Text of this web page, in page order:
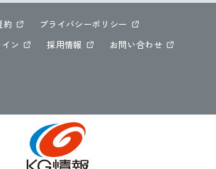
約
プライバシーポリシー
ン
採用情報 お問い合わせ